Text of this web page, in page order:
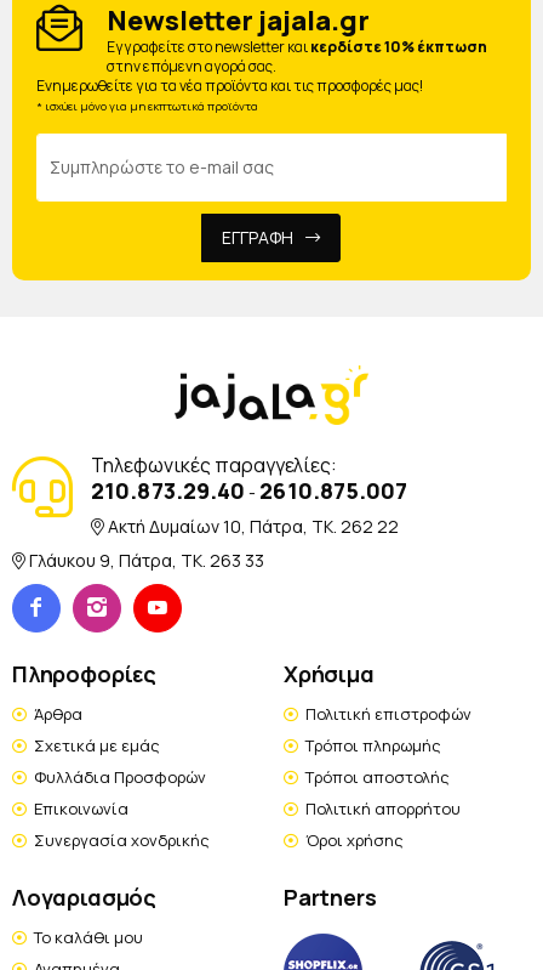
Newsletter jajala.gr
Eγγραφείτε στο newsletter καικερδίστε 10% έκπτωση
στην επόμενη αγορά σας.
Ενημερωθείτε για τα νέα προϊόντα και τις προσφορές μας!
* ισχύει μόνο για μη εκπτωτικά προϊόντα
ΕΓΓΡΑΦΗ
Τηλεφωνικές παραγγελίες:
210.873.29.40 - 2610.875.007
Ακτή Δυμαίων 10, Πάτρα, TK. 262 22
Γλάυκου 9, Πάτρα, TK. 263 33
Πληροφορίες
Άρθρα
Σχετικά με εμάς
Φυλλάδια Προσφορών
Επικοινωνία
Συνεργασία χονδρικής
Χρήσιμα
Πολιτική επιστροφών
Τρόποι πληρωμής
Τρόποι αποστολής
Πολιτική απορρήτου
Όροι χρήσης
Λογαριασμός
Το καλάθι μου
Partners